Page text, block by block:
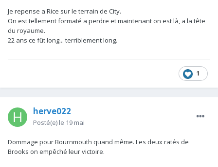
Je repense a Rice sur le terrain de City.
On est tellement formaté a perdre et maintenant on est là, a la tête
du royaume.
22 ans ce fût long... terriblement long.
1
herve022
Posté(e) le 19 mai
Dommage pour Bournmouth quand même. Les deux ratés de
Brooks on empêché leur victoire.